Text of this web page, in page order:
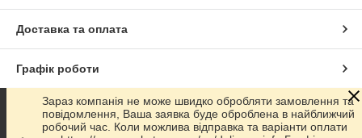
Доставка та оплата
Графік роботи
Повна версія сайту
Зараз компанія не може швидко обробляти замовлення та
повідомлення, Ваша заявка буде оброблена в найближчий
робочий час. Коли можлива відправка та варіанти оплати